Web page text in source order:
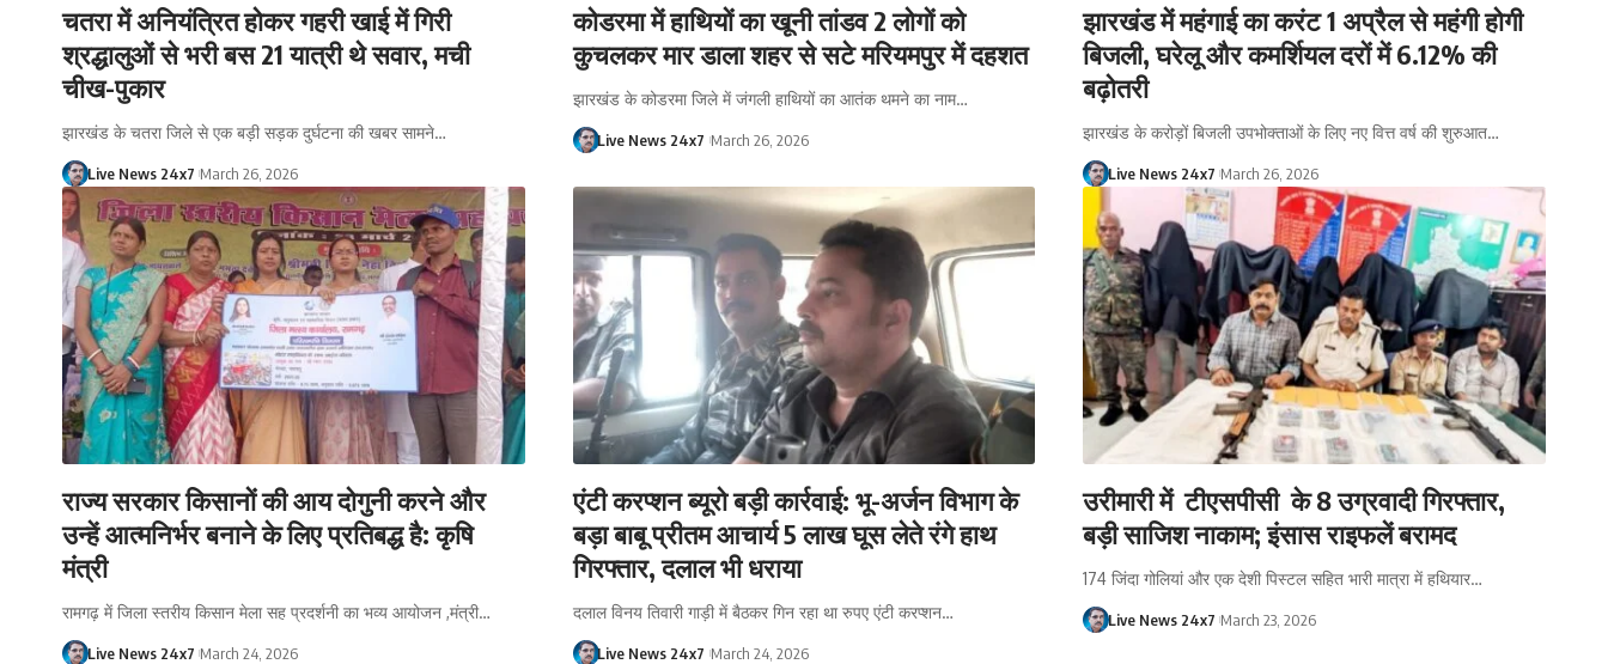
चतरा में अनियंत्रित होकर गहरी खाई में गिरी
श्रद्धालुओं से भरी बस 21 यात्री थे सवार, मची
चीख-पुकार
झारखंड के चतरा जिले से एक बड़ी सड़क दुर्घटना की खबर सामने…
Live News 24x7 March 26, 2026
कोडरमा में हाथियों का खूनी तांडव 2 लोगों को
कुचलकर मार डाला शहर से सटे मरियमपुर में दहशत
झारखंड के कोडरमा जिले में जंगली हाथियों का आतंक थमने का नाम…
Live News 24x7 March 26, 2026
झारखंड में महंगाई का करंट 1 अप्रैल से महंगी होगी
बिजली, घरेलू और कमर्शियल दरों में 6.12% की
बढ़ोतरी
झारखंड के करोड़ों बिजली उपभोक्ताओं के लिए नए वित्त वर्ष की शुरुआत…
Live News 24x7 March 26, 2026
राज्य सरकार किसानों की आय दोगुनी करने और
उन्हें आत्मनिर्भर बनाने के लिए प्रतिबद्ध है: कृषि
मंत्री
रामगढ़ में जिला स्तरीय किसान मेला सह प्रदर्शनी का भव्य आयोजन ,मंत्री…
Live News 24x7 March 24, 2026
एंटी करप्शन ब्यूरो बड़ी कार्रवाई: भू-अर्जन विभाग के
बड़ा बाबू प्रीतम आचार्य 5 लाख घूस लेते रंगे हाथ
गिरफ्तार, दलाल भी धराया
दलाल विनय तिवारी गाड़ी में बैठकर गिन रहा था रुपए एंटी करप्शन…
Live News 24x7 March 24, 2026
उरीमारी में टीएसपीसी के 8 उग्रवादी गिरफ्तार,
बड़ी साजिश नाकाम; इंसास राइफलें बरामद
174 जिंदा गोलियां और एक देशी पिस्टल सहित भारी मात्रा में हथियार…
Live News 24x7 March 23, 2026